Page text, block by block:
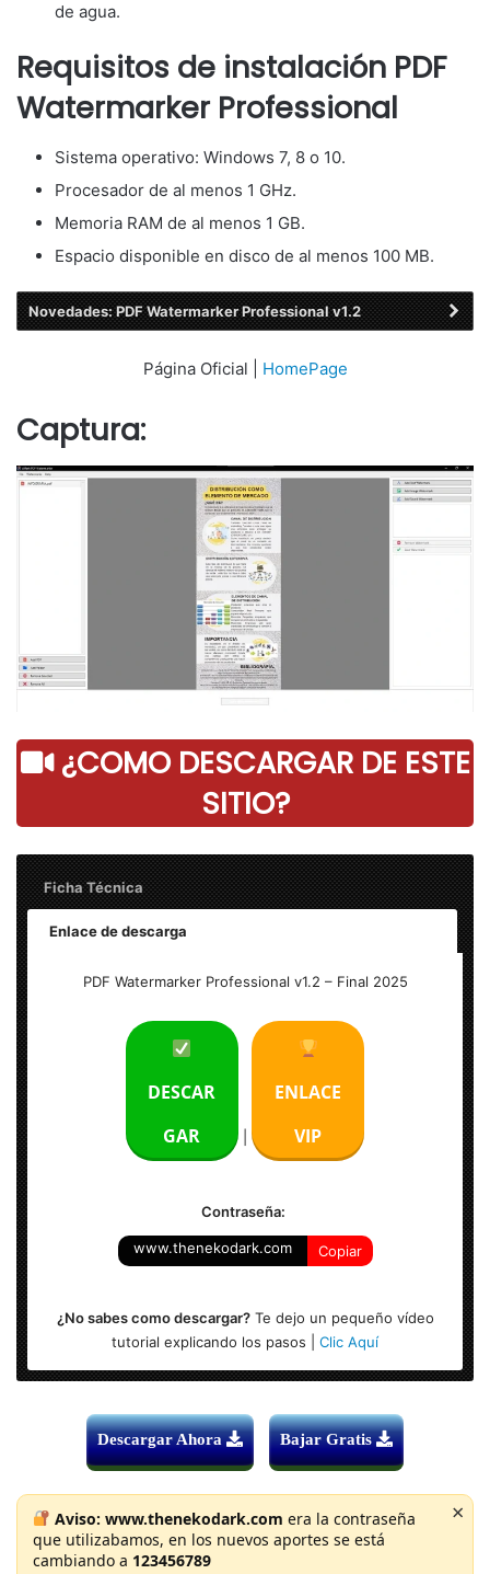
de agua.
Requisitos de instalación PDF
Watermarker Professional
Sistema operativo: Windows 7, 8 o 10.
Procesador de al menos 1 GHz.
Memoria RAM de al menos 1 GB.
Espacio disponible en disco de al menos 100 MB.
Novedades: PDF Watermarker Professional v1.2
Página Oficial | HomePage
Captura:
¿COMO DESCARGAR DE ESTE
SITIO?
Ficha Técnica
Enlace de descarga
PDF Watermarker Professional v1.2 – Final 2025
DESCAR
GAR
ENLACE
VIP
Contraseña:
www.thenekodark.com Copiar
¿No sabes como descargar?Te dejo un pequeño vídeo
tutorial explicando los pasos | Clic Aquí
Descargar Ahora Bajar Gratis
Aviso: www.thenekodark.com era la contraseña
que utilizabamos, en los nuevos aportes se está
cambiando a 123456789
×